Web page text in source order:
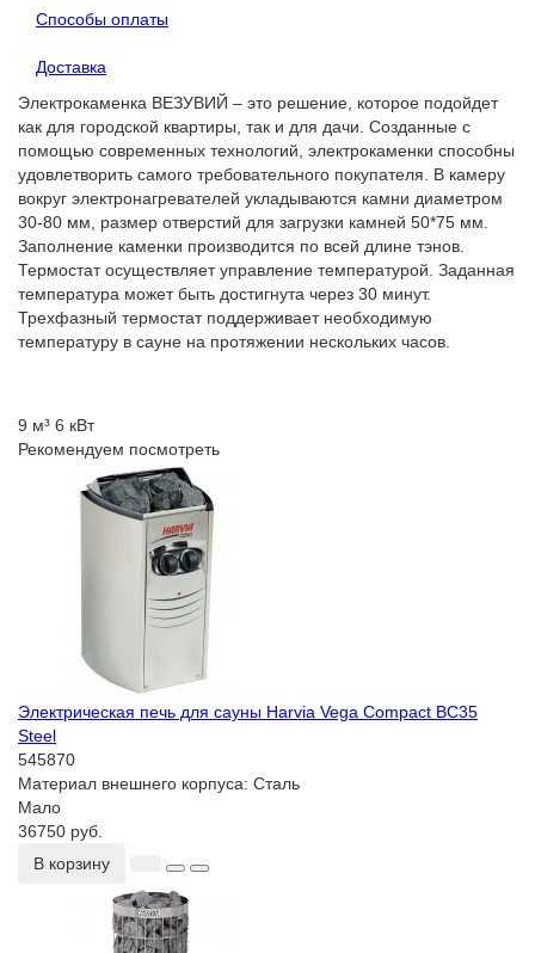
Способы оплаты
Доставка
Электрокаменка ВЕЗУВИЙ – это решение, которое подойдет
как для городской квартиры, так и для дачи. Созданные с
помощью современных технологий, электрокаменки способны
удовлетворить самого требовательного покупателя. В камеру
вокруг электронагревателей укладываются камни диаметром
30-80 мм, размер отверстий для загрузки камней 50*75 мм.
Заполнение каменки производится по всей длине тэнов.
Термостат осуществляет управление температурой. Заданная
температура может быть достигнута через 30 минут.
Трехфазный термостат поддерживает необходимую
температуру в сауне на протяжении нескольких часов.
9 м³ 6 кВт
Рекомендуем посмотреть
Электрическая печь для сауны Harvia Vega Compact BC35
Steel
545870
Материал внешнего корпуса: Сталь
Мало
36750 руб.
В корзину